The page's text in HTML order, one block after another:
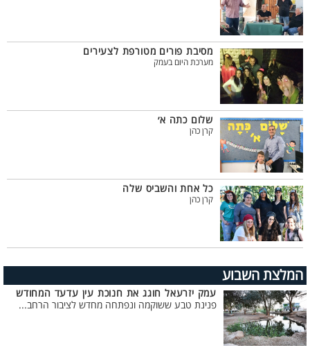
מסיבת פורים מטורפת לצעירים
מערכת היום בעמק
שלום כתה א׳
קרן כהן
כל אחת והשביס שלה
קרן כהן
המלצת השבוע
עמק יזרעאל חוגג את חנוכת עין עדעד המחודש
פנינת טבע ששוקמה ונפתחה מחדש לציבור הרחב...